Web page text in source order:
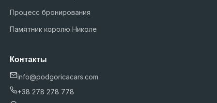
Процесс бронирования
Памятник королю Николе
Контакты
info@podgoricacars.com
+38 278 278 778